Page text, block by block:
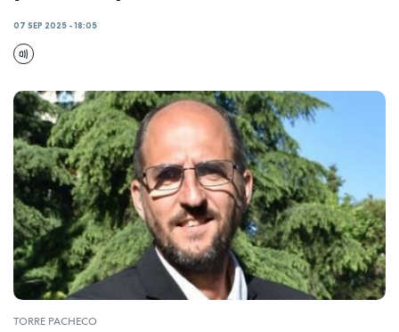
07 SEP 2025 - 18:05
TORRE PACHECO